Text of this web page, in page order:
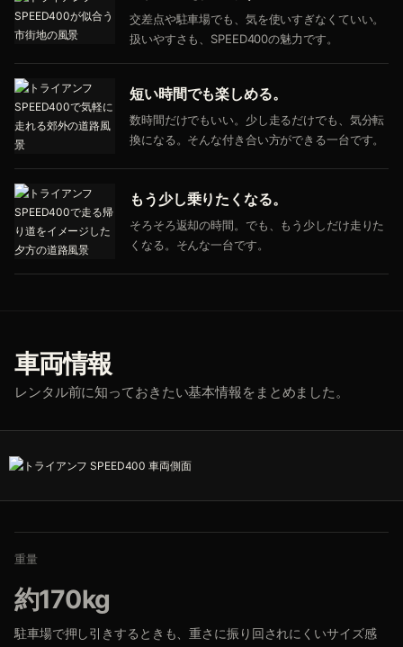
交差点や駐車場でも、気を使いすぎなくていい。
扱いやすさも、SPEED400の魅力です。
短い時間でも楽しめる。
数時間だけでもいい。少し走るだけでも、気分転
換になる。そんな付き合い方ができる一台です。
もう少し乗りたくなる。
そろそろ返却の時間。でも、もう少しだけ走りた
くなる。そんな一台です。
車両情報
レンタル前に知っておきたい基本情報をまとめました。
重量
約170kg
駐車場で押し引きするときも、重さに振り回されにくいサイズ感